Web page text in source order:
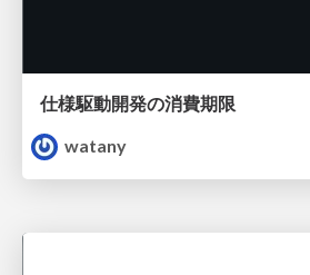
仕様駆動開発の消費期限
watany